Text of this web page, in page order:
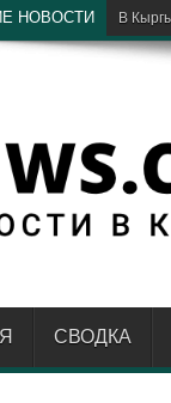
НОВОСТИ
СВОДКА